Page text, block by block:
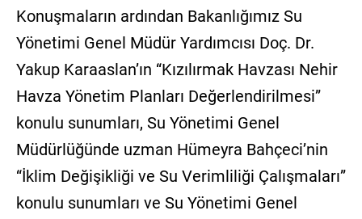
Konuşmaların ardından Bakanlığımız Su
Yönetimi Genel Müdür Yardımcısı Doç. Dr.
Yakup Karaaslan’ın “Kızılırmak Havzası Nehir
Havza Yönetim Planları Değerlendirilmesi”
konulu sunumları, Su Yönetimi Genel
Müdürlüğünde uzman Hümeyra Bahçeci’nin
“İklim Değişikliği ve Su Verimliliği Çalışmaları”
konulu sunumları ve Su Yönetimi Genel